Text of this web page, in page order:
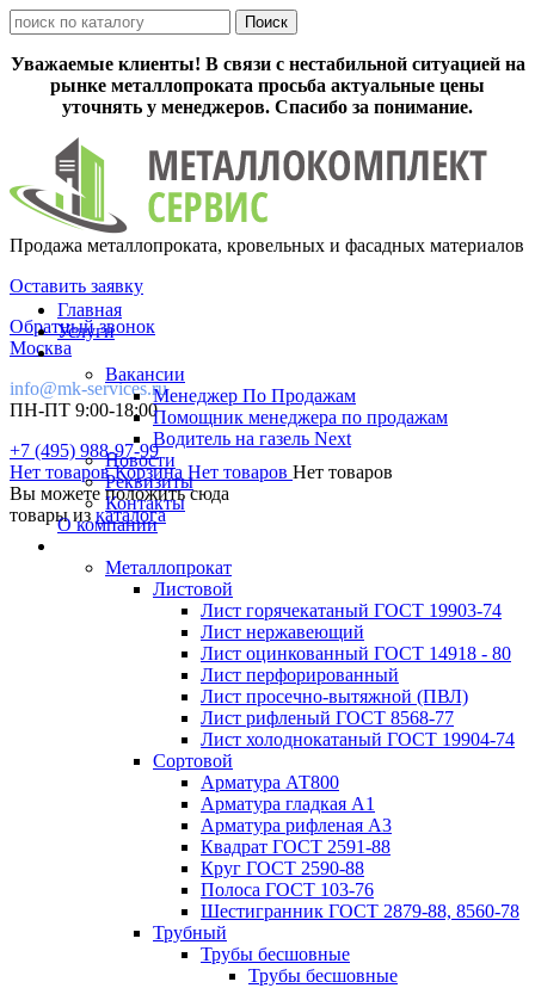
Уважаемые клиенты! В связи с нестабильной ситуацией на
рынке металлопроката просьба актуальные цены
уточнять у менеджеров. Спасибо за понимание.
Продажа металлопроката, кровельных и фасадных материалов
Оставить заявку
Обратный звонок
Москва
info@mk-services.ru
ПН-ПТ 9:00-18:00
+7 (495) 988-97-99
Нет товаровКорзина Нет товаров Нет товаров
Вы можете положить сюда
товары из каталога
Главная
Услуги
Вакансии
Менеджер По Продажам
Помощник менеджера по продажам
Водитель на газель Next
Новости
Реквизиты
Контакты
О компании
Металлопрокат
Листовой
Лист горячекатаный ГОСТ 19903-74
Лист нержавеющий
Лист оцинкованный ГОСТ 14918 - 80
Лист перфорированный
Лист просечно-вытяжной (ПВЛ)
Лист рифленый ГОСТ 8568-77
Лист холоднокатаный ГОСТ 19904-74
Сортовой
Арматура АТ800
Арматура гладкая А1
Арматура рифленая А3
Квадрат ГОСТ 2591-88
Круг ГОСТ 2590-88
Полоса ГОСТ 103-76
Шестигранник ГОСТ 2879-88, 8560-78
Трубный
Трубы бесшовные
Трубы бесшовные